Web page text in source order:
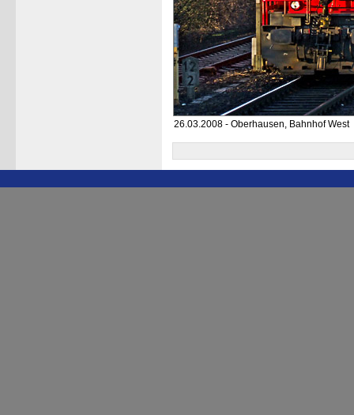
26.03.2008 - Oberhausen, Bahnhof West